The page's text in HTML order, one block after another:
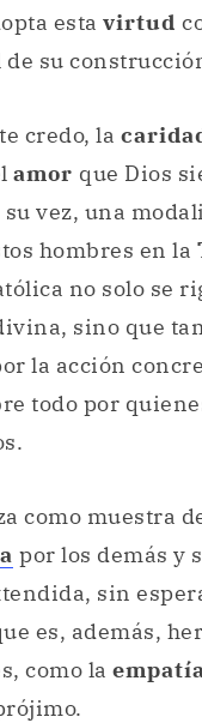
esta virtud
su
credo, la
amor que Dios
vez, una
hombres en la
no solo se
sino que
la acción
todo por
como muestra
por los demás y
sin
es, además,
como la